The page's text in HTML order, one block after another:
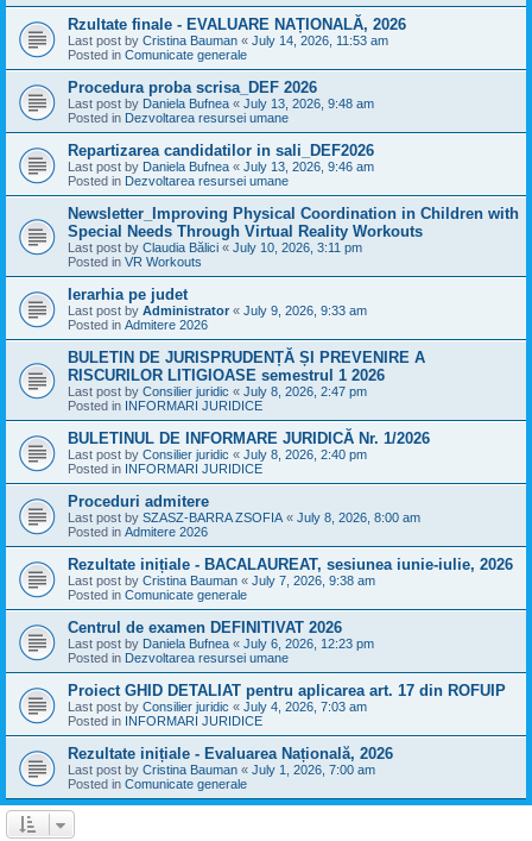
Rzultate finale - EVALUARE NAȚIONALĂ, 2026
Last post by Cristina Bauman « July 14, 2026, 11:53 am
Posted in Comunicate generale
Procedura proba scrisa_DEF 2026
Last post by Daniela Bufnea « July 13, 2026, 9:48 am
Posted in Dezvoltarea resursei umane
Repartizarea candidatilor in sali_DEF2026
Last post by Daniela Bufnea « July 13, 2026, 9:46 am
Posted in Dezvoltarea resursei umane
Newsletter_Improving Physical Coordination in Children with
Special Needs Through Virtual Reality Workouts
Last post by Claudia Bălici « July 10, 2026, 3:11 pm
Posted in VR Workouts
Ierarhia pe judet
Last post by Administrator « July 9, 2026, 9:33 am
Posted in Admitere 2026
BULETIN DE JURISPRUDENȚĂ ȘI PREVENIRE A
RISCURILOR LITIGIOASE semestrul 1 2026
Last post by Consilier juridic « July 8, 2026, 2:47 pm
Posted in INFORMARI JURIDICE
BULETINUL DE INFORMARE JURIDICĂ Nr. 1/2026
Last post by Consilier juridic « July 8, 2026, 2:40 pm
Posted in INFORMARI JURIDICE
Proceduri admitere
Last post by SZASZ-BARRA ZSOFIA « July 8, 2026, 8:00 am
Posted in Admitere 2026
Rezultate inițiale - BACALAUREAT, sesiunea iunie-iulie, 2026
Last post by Cristina Bauman « July 7, 2026, 9:38 am
Posted in Comunicate generale
Centrul de examen DEFINITIVAT 2026
Last post by Daniela Bufnea « July 6, 2026, 12:23 pm
Posted in Dezvoltarea resursei umane
Proiect GHID DETALIAT pentru aplicarea art. 17 din ROFUIP
Last post by Consilier juridic « July 4, 2026, 7:03 am
Posted in INFORMARI JURIDICE
Rezultate inițiale - Evaluarea Națională, 2026
Last post by Cristina Bauman « July 1, 2026, 7:00 am
Posted in Comunicate generale